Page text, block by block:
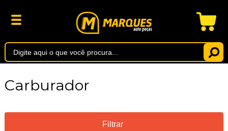
Carburador
Filtrar